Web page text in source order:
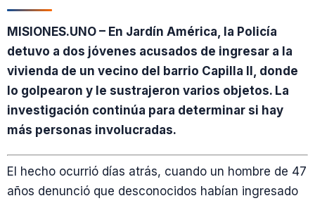
MISIONES.UNO – En Jardín América, la Policía
detuvo a dos jóvenes acusados de ingresar a la
vivienda de un vecino del barrio Capilla II, donde
lo golpearon y le sustrajeron varios objetos. La
investigación continúa para determinar si hay
más personas involucradas.
El hecho ocurrió días atrás, cuando un hombre de 47
años denunció que desconocidos habían ingresado